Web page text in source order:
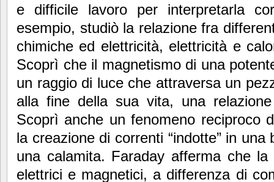
e difficile lavoro per interpretarla
esempio, studiò la relazione fra
chimiche ed elettricità, elettricità e
Scoprì che il magnetismo di una
un raggio di luce che attraversa un
alla fine della sua vita, una
Scoprì anche un fenomeno reciproco
la creazione di correnti “indotte” in
una calamita. Faraday afferma che
elettrici e magnetici, a differenza di